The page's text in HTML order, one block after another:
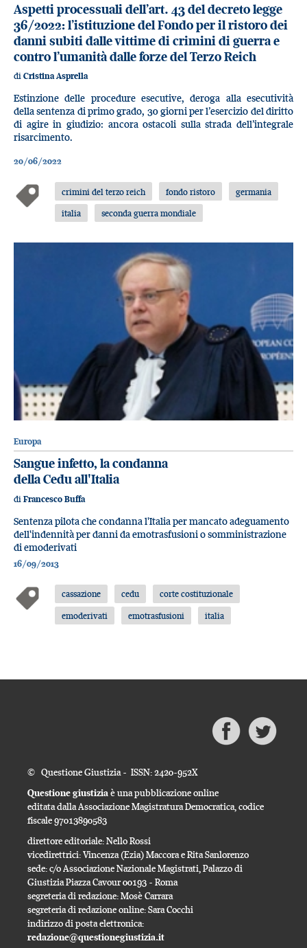
Aspetti processuali dell’art. 43 del decreto legge
36/2022: l’istituzione del Fondo per il ristoro dei
danni subiti dalle vittime di crimini di guerra e
contro l’umanità dalle forze del Terzo Reich
di Cristina Asprella
Estinzione delle procedure esecutive, deroga alla esecutività
della sentenza di primo grado, 30 giorni per l’esercizio del diritto
di agire in giudizio: ancora ostacoli sulla strada dell’integrale
risarcimento.
20/06/2022
crimini del terzo reich fondo ristoro
germania
italia
seconda guerra mondiale
Europa
Sangue infetto, la condanna
della Cedu all'Italia
di Francesco Buffa
Sentenza pilota che condanna l'Italia per mancato adeguamento
dell'indennità per danni da emotrasfusioni o somministrazione
di emoderivati
16/09/2013
cassazione cedu
corte costituzionale
emoderivati
emotrasfusioni italia
© Questione Giustizia - ISSN: 2420-952X
Questione giustiziaè una pubblicazione online
editata dalla Associazione Magistratura Democratica, codice
fiscale 97013890583
direttore editoriale: Nello Rossi
vicedirettrici: Vincenza (Ezia) Maccora e Rita Sanlorenzo
sede: c/o Associazione Nazionale Magistrati, Palazzo di
Giustizia Piazza Cavour 00193 - Roma
segreteria di redazione: Mosè Carrara
segreteria di redazione online: Sara Cocchi
indirizzo di posta elettronica:
redazione@questionegiustizia.it